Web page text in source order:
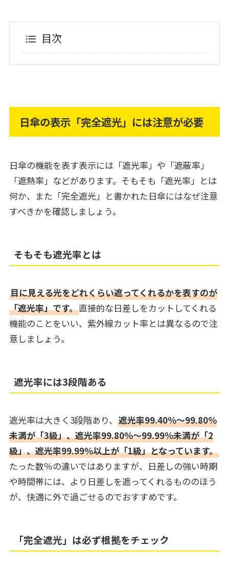
目次
日傘の表示「完全遮光」には注意が必要
日傘の機能を表す表示には「遮光率」や「遮蔽率」
「遮熱率」などがあります。そもそも「遮光率」とは
何か、また「完全遮光」と書かれた日傘にはなぜ注意
すべきかを確認しましょう。
そもそも遮光率とは
目に見える光をどれくらい遮ってくれるかを表すのが
「遮光率」です。直接的な日差しをカットしてくれる
機能のことをいい、紫外線カット率とは異なるので注
意しましょう。
遮光率には3段階ある
遮光率は大きく3段階あり、 遮光率99.40％～99.80％
未満が「3級」、遮光率99.80％～99.99％未満が「2
級」、遮光率99.99％以上が「1級」となっています。
たった数％の違いではありますが、日差しの強い時期
や時間帯には、より日差しを遮ってくれるもののほう
が、快適に外で過ごせるのでおすすめです。
「完全遮光」は必ず根拠をチェック